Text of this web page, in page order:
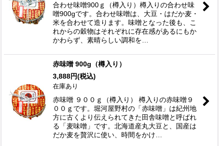
合わせ味噌900ｇ（樽入り）樽入りの合わせ味
噌900gです。合わせ味噌は、大豆・はだか麦・
米を合わせて造ります。味噌となった後も、こ
れからの穀物はそれぞれに存在感があるにもか
かわらず、素晴らしい調和を…
赤味噌 900g（樽入り）
3,888円(税込)
在庫あり
赤味噌 ９００ｇ（樽入り） 樽入りの赤味噌９
００ｇです。堀河屋野村の「赤味噌」は紀州地
方に古くより伝えられてきた田舎味噌と呼ばれ
る「麦味噌」です。北海道産丸大豆と、国産は
だか麦を贅沢に使い、時間をかけ…